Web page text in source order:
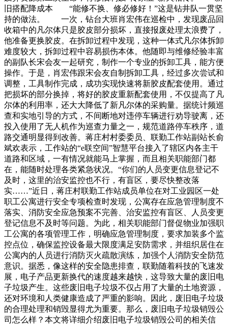
旧搭配降成本 “能修不换、修必修好！”这是钻井队一贯坚
持的做法。 一次，钻台大班肖宏伟在巡检中，发现废品回
收箱中的凡尔体只是胶皮部分损坏，直接报废处理太浪费了，
他准备更换胶皮。在拆卸过程中发现，这种一体式凡尔体拆卸
难度较大，拆卸过程中容易损伤本体。他随即与维修经验丰富
的副队长宋会友一起研究，制作一个专业的拆卸工具，能方便
操作。于是，肖宏伟跟宋会友自制拆卸工具，经过多次尝试和
调整，工具制作完成，成功实现快速将新胶皮配套使用。通过
把损坏的部分换掉，将好的胶皮重新配套使用，不仅提高了凡
尔体的利用率，还大大降低了新凡尔体的采购量。据统计频巡
查和实地引导的方式，不间断地对违停车辆进行劝导驶离，还
投入使用了无人机作为巡查力量之一，规范道路停车秩序，道
路交通明显得到改善。蒋庄村村委委员、联勤工作站副站长俞
斌欢表示，工作站的“e联空间”智慧平台接入了辖区内各主干
道路和区域，一有情况就能马上掌握，而且相关职能部门都
在，能随时处理各类紧急状况。“你们的人员变更信息登记不
及时，这里的治安监控也不行，有盲区，要尽快整改落
实……”近日，蒋庄村联勤工作站成员单位在对工业园区一处
职工公寓进行安全专项检查时发现，公寓存在应急管理制度不
落实、消防安全应急预案不完善、治安监控有盲区、人员变更
登记信息不及时等问题。为此，相关职能部门督促物业加强职
工公寓的各项管理工作，明确应急管理制度，要求加装多个监
控点位，确保监控设备最大限度满足安防需求，并组织居住在
公寓内的人员进行消防灭火疏散演练，加强个人消防安全防范
意识。据悉，像这样的安全隐患排查，联勤随着科技的飞速发
展，电子产品更新换代的速度越来越快，这导致大量的废旧电
子垃圾产生。这些废旧电子垃圾不仅占用了大量的土地资源，
还对环境和人类健康造成了严重的影响。因此，废旧电子垃圾
的合理处理和销毁显得尤为重要。那么，废旧电子垃圾销毁公
司怎么样？本文将详细介绍废旧电子垃圾销毁公司的相关信